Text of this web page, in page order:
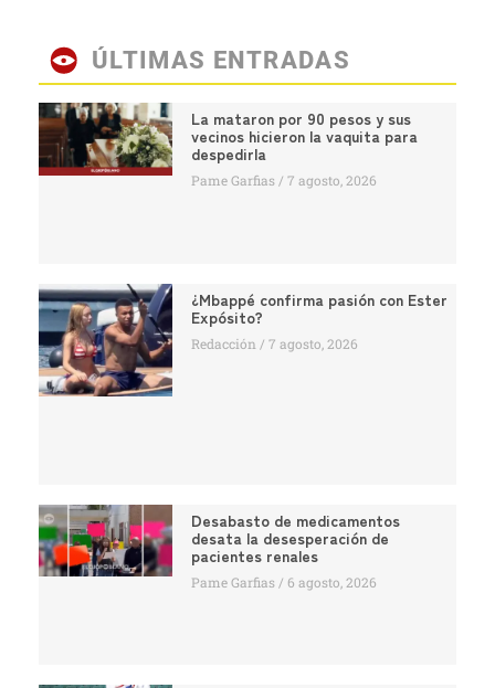
ÚLTIMAS ENTRADAS
La mataron por 90 pesos y sus
vecinos hicieron la vaquita para
despedirla
Pame Garfias 7 agosto, 2026
¿Mbappé confirma pasión con Ester
Expósito?
Redacción 7 agosto, 2026
Desabasto de medicamentos
desata la desesperación de
pacientes renales
Pame Garfias 6 agosto, 2026